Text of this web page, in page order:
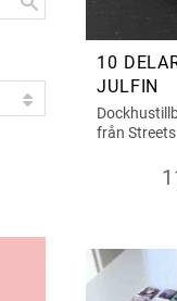
10
JULFIN
från